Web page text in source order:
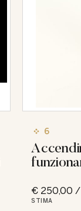
6
€ 250,00
STIMA